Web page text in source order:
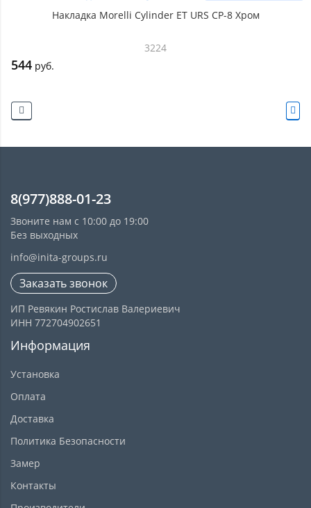
Накладка Morelli Cylinder ET URS CP-8 Хром
3224
544 руб.
8(977)888-01-23
Звоните нам с 10:00 до 19:00
Без выходных
info@inita-groups.ru
Заказать звонок
ИП Ревякин Ростислав Валериевич
ИНН 772704902651
Информация
Установка
Оплата
Доставка
Политика Безопасности
Замер
Контакты